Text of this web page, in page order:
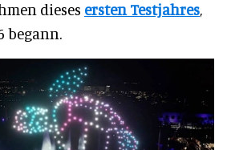
dieses ersten Testjahres,
begann.